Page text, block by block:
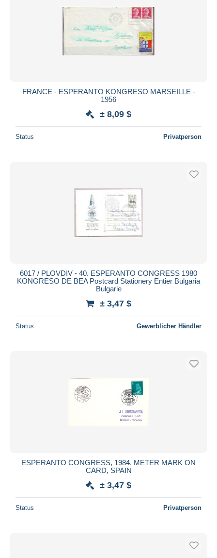
FRANCE - ESPERANTO KONGRESO MARSEILLE -
1956
± 8,09 $
Status Privatperson
6017 / PLOVDIV - 40. ESPERANTO CONGRESS 1980
KONGRESO DE BEA Postcard Stationery Entier Bulgaria
Bulgarie
± 3,47 $
Status Gewerblicher Händler
ESPERANTO CONGRESS, 1984, METER MARK ON
CARD, SPAIN
± 3,47 $
Status Privatperson